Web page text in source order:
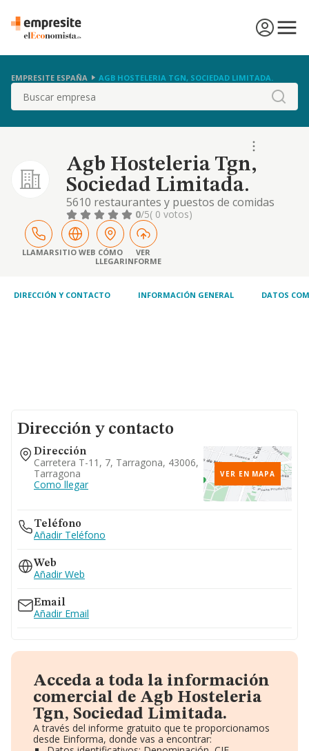
EMPRESITE ESPAÑA AGB HOSTELERIA TGN, SOCIEDAD LIMITADA.
Buscar
Agb Hosteleria Tgn,
Sociedad Limitada.
5610 restaurantes y puestos de comidas
0/5( 0 votos)
LLAMARSITIO WEB CÓMO
LLEGAR
VER
INFORME
DIRECCIÓN Y CONTACTO INFORMACIÓN GENERAL DATOS
Dirección y contacto
Dirección
Carretera T-11, 7, Tarragona, 43006,
Tarragona
Como llegar
VER EN MAPA
Teléfono
Añadir Teléfono
Web
Añadir Web
Email
Añadir Email
Acceda a toda la información
comercial de Agb Hosteleria
Tgn, Sociedad Limitada.
A través del informe gratuito que te proporcionamos
desde Einforma, donde vas a encontrar: